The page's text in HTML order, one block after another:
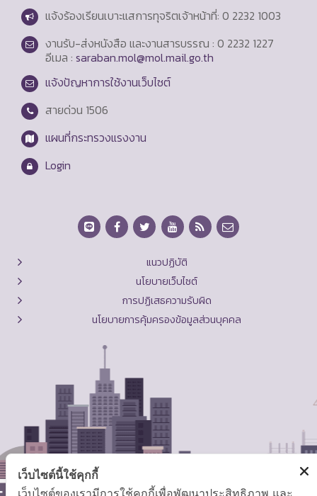
แจ้งร้องเรียนเบาะแสการทุจริตเจ้าหน้าที่: 0 2232 1003
งานรับ-ส่งหนังสือ และงานสารบรรณ : 0 2232 1227
อีเมล : saraban.mol@mol.mail.go.th
แจ้งปัญหาการใช้งานเว็บไซต์
สายด่วน 1506
แผนที่กระทรวงแรงงาน
Login
แนวปฏิบัติ
นโยบายเว็บไซต์
การปฏิเสธความรับผิด
นโยบายการคุ้มครองข้อมูลส่วนบุคคล
เว็บไซต์นี้ใช้คุกกี้
เว็บไซต์ของเรามีการใช้คุกกี้เพื่อพัฒนาประสิทธิภาพ และ